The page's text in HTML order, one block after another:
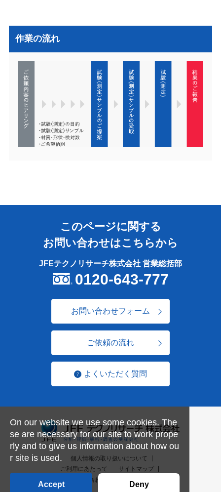
作業の流れ
このページに関する
お問い合わせはこちらから
JFEテクノリサーチ株式会社 営業総括部
0120-643-777
お問い合わせフォーム
ご依頼の流れ
よくいただく質問
個人情報の取り扱いについて
ご利用にあたって
サイトマップ
お問い合わせ一覧
English
On our website we use some cookies. The
se are necessary for our site to work prope
rly and to give us information about how ou
r site is used.
Accept Deny